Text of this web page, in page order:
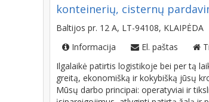
konteinerių, cisternų
Baltijos pr. 12 A, LT-94108, KLAIPĖDA
Informacija
El. paštas
Ilgalaikė patirtis logistikoje bei per tą
greitą, ekonomišką ir kokybišką jūsų
Mūsų darbo principai: operatyviai ir